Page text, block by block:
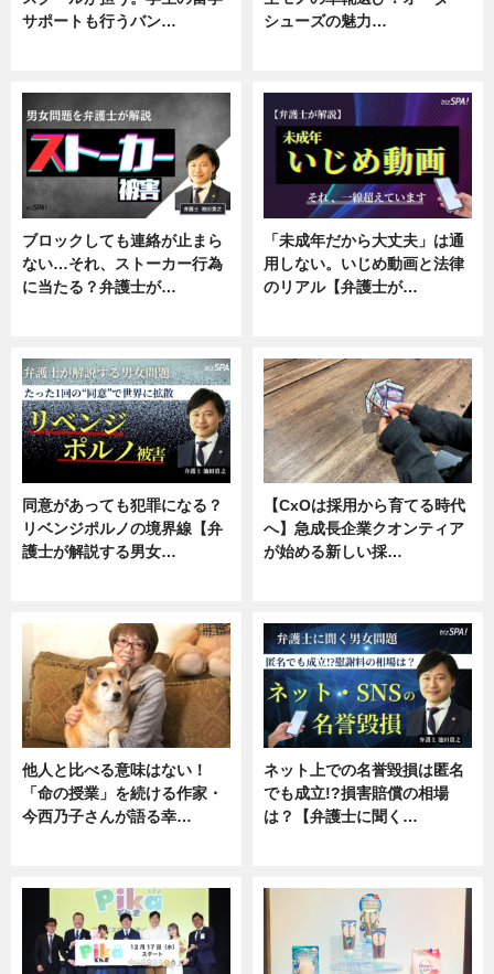
サポートも行うバン…
シューズの魅力…
ブロックしても連絡が止まら
ない…それ、ストーカー行為
に当たる？弁護士が…
「未成年だから大丈夫」は通
用しない。いじめ動画と法律
のリアル【弁護士が…
同意があっても犯罪になる？
リベンジポルノの境界線【弁
護士が解説する男女…
【CxOは採用から育てる時代
へ】急成長企業クオンティア
が始める新しい採…
他人と比べる意味はない！
「命の授業」を続ける作家・
今西乃子さんが語る幸…
ネット上での名誉毀損は匿名
でも成立!?損害賠償の相場
は？【弁護士に聞く…